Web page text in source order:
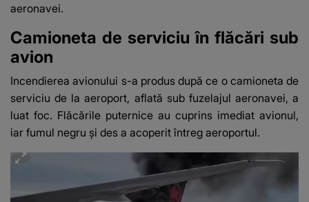
aeronavei.
Camioneta de serviciu în flăcări sub
avion
Incendierea avionului s-a produs după ce o camioneta de
serviciu de la aeroport, aflată sub fuzelajul aeronavei, a
luat foc. Flăcările puternice au cuprins imediat avionul,
iar fumul negru și des a acoperit întreg aeroportul.